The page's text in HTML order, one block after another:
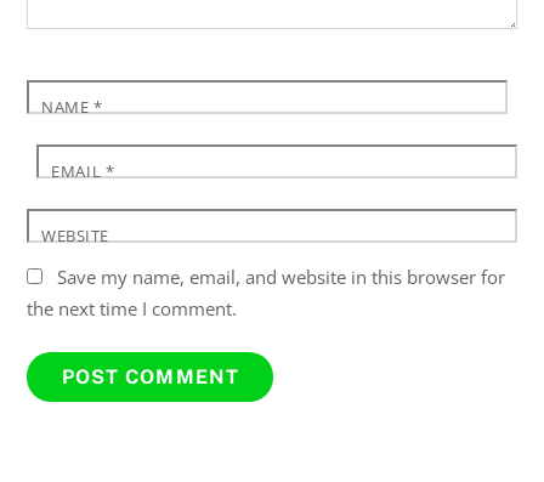
NAME*
EMAIL*
WEBSITE
Save my name, email, and website in this browser for
the next time I comment.